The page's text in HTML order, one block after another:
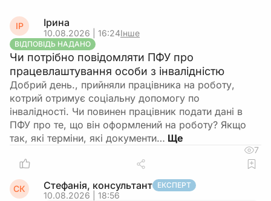
ІР Ірина
10.08.2026 | 16:24Інше
ВІДПОВІДЬ НАДАНО
Чи потрібно повідомляти ПФУ про
працевлаштування особи з інвалідністю
Добрий день., прийняли працівника на роботу,
котрий отримує соціальну допомогу по
інвалідності. Чи повинен працівник подати дані в
ПФУ про те, що він оформлений на роботу? Якщо
так, які терміни, які документи…
7
СК Стефанія, консультант ЕКСПЕРТ
10.08.2026 | 18:56